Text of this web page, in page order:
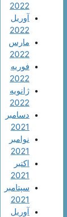
2022
آوریل
2022
مارس
2022
فوریه
2022
ژانویه
2022
دسامبر
2021
نوامبر
2021
اکتبر
2021
سپتامبر
2021
آوریل